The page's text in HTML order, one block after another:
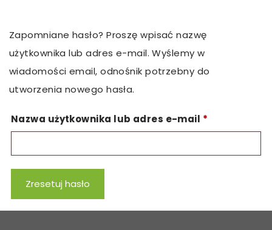
Zapomniane hasło? Proszę wpisać nazwę
użytkownika lub adres e-mail. Wyślemy w
wiadomości email, odnośnik potrzebny do
utworzenia nowego hasła.
Nazwa użytkownika lub adres e-mail *
Zresetuj hasło